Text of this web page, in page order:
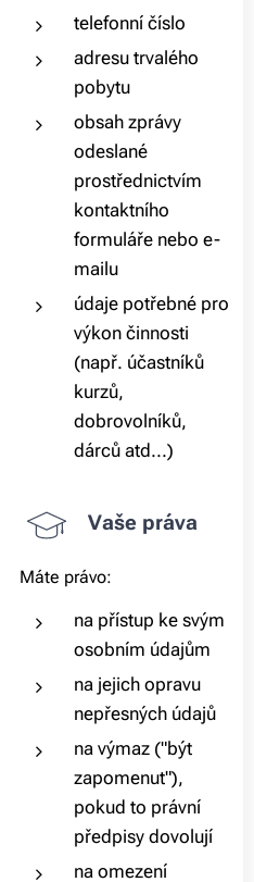
telefonní číslo
adresu trvalého
pobytu
obsah zprávy
odeslané
prostřednictvím
kontaktního
formuláře nebo e-
mailu
údaje potřebné pro
výkon činnosti
(např. účastníků
kurzů,
dobrovolníků,
dárců atd...)
Vaše práva
Máte právo:
na přístup ke svým
osobním údajům
na jejich opravu
nepřesných údajů
na výmaz ("být
zapomenut"),
pokud to právní
předpisy dovolují
na omezení